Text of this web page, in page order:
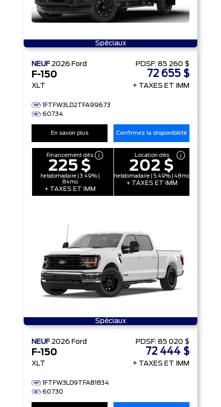
Spéciaux
NEUF 2026 Ford
F-150
XLT
1FTFW3LD2TFA99673
60734
PDSF: 85 260 $
72 655 $
+ TAXES ET IMM
En savoir plus Confirmez la disponibilité
Financement dès
225 $
hebdomadaire | 3.49% |
84mo
+ TAXES ET IMM
Location dès
202 $
hebdomadaire | 5.49% | 48mo
+ TAXES ET IMM
Spéciaux
NEUF 2026 Ford
F-150
XLT
1FTFW3LD9TFA81834
60730
PDSF: 85 020 $
72 444 $
+ TAXES ET IMM